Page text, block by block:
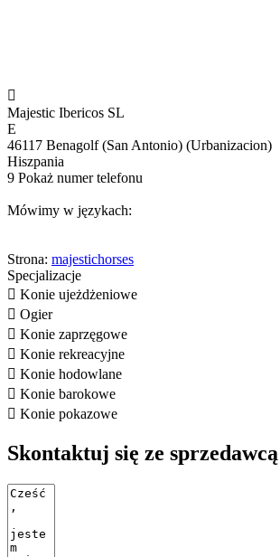

Majestic Ibericos SL
E
46117 Benagolf (San Antonio) (Urbanizacion)
Hiszpania
9 Pokaż numer telefonu
Mówimy w językach:
Strona: majestichorses
Specjalizacje
 Konie ujeżdżeniowe
 Ogier
 Konie zaprzęgowe
 Konie rekreacyjne
 Konie hodowlane
 Konie barokowe
 Konie pokazowe
Skontaktuj się ze sprzedawcą